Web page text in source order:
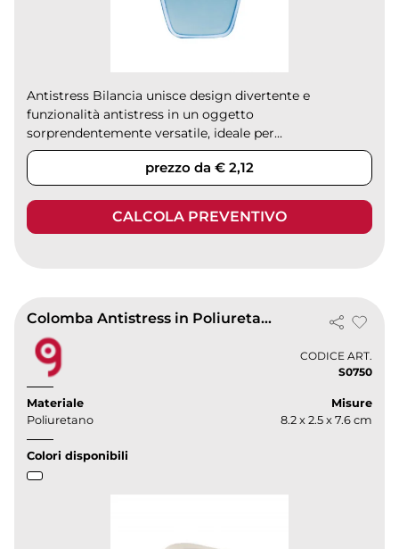
Antistress Bilancia unisce design divertente e
funzionalità antistress in un oggetto
sorprendentemente versatile, ideale per...
prezzo da € 2,12
CALCOLA PREVENTIVO
Colomba Antistress in Poliuretano Bianca 8,2x2,5x7,6 cm -
CODICE ART.
S0750
Materiale
Poliuretano
Misure
8.2 x 2.5 x 7.6 cm
Colori disponibili